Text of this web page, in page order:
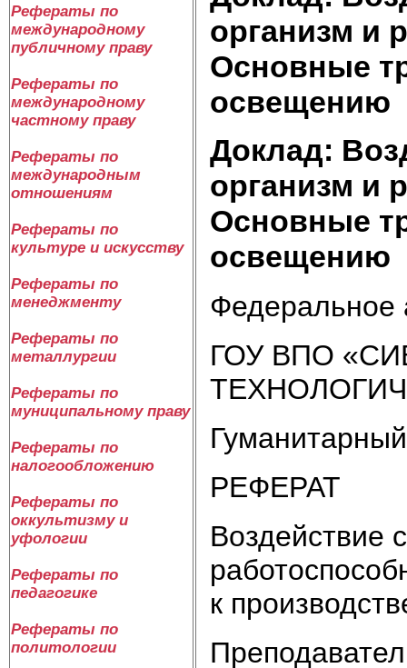
Рефераты по
международному
публичному праву
Рефераты по
международному
частному праву
Рефераты по
международным
отношениям
Рефераты по
культуре и искусству
Рефераты по
менеджменту
Рефераты по
металлургии
Рефераты по
муниципальному праву
Рефераты по
налогообложению
Рефераты по
оккультизму и
уфологии
Рефераты по
педагогике
Рефераты по
политологии
организм и
Основные
освещению
Доклад:
организм и
Основные
освещению
Федеральное
ГОУ ВПО
РЕФЕРАТ
Воздействие
к